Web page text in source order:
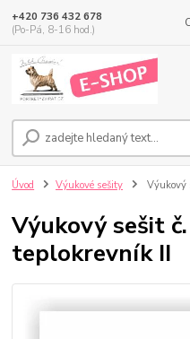
+420 736 432 678
(Po-Pá, 8-16 hod.)
Úvod Výukové sešity Výukový
Výukový sešit
teplokrevník II